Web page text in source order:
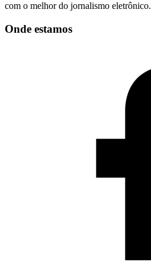
com o melhor do jornalismo eletrônico.
Onde estamos